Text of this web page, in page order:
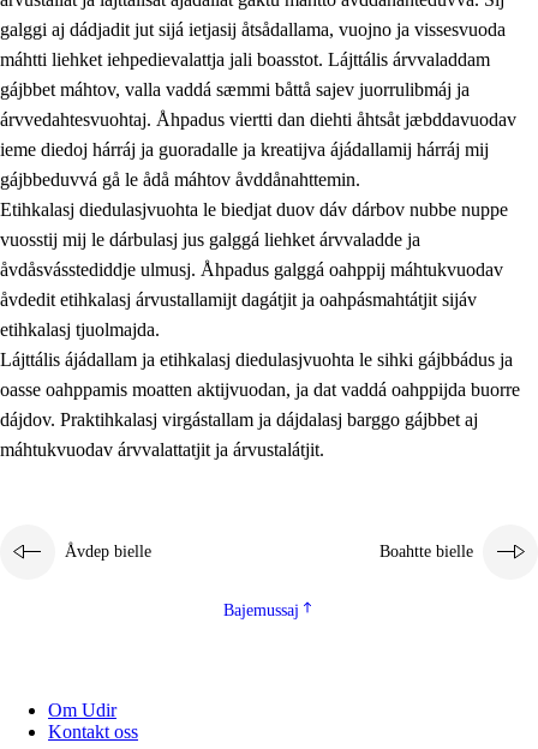
1.4 Dahkamávvo, berustibme ja diehtemvájnogisvuohta
1.5 Vieledus luonnduj ja birásdiedulasjvuohta
1.6 Demokratijja ja oassálasstem
galggi aj dádjadit jut sijá ietjasij åtsådallama, vuojno ja vissesvuoda
máhtti liehket iehpedievalattja jali boasstot. Lájttális árvvaladdam
gájbbet máhtov, valla vaddá sæmmi båttå sajev juorrulibmáj ja
árvvedahtesvuohtaj. Åhpadus viertti dan diehti åhtsåt jæbddavuodav
ieme diedoj hárráj ja guoradalle ja kreatijva ájádallamij hárráj mij
gájbbeduvvá gå le ådå máhtov åvddånahttemin.
Etihkalasj diedulasjvuohta le biedjat duov dáv dárbov nubbe nuppe
vuosstij mij le dárbulasj jus galggá liehket árvvaladde ja
åvdåsvásstediddje ulmusj. Åhpadus galggá oahppij máhtukvuodav
åvdedit etihkalasj árvustallamijt dagátjit ja oahpásmahtátjit sijáv
etihkalasj tjuolmajda.
Lájttális ájádallam ja etihkalasj diedulasjvuohta le sihki gájbbádus ja
oasse oahppamis moatten aktijvuodan, ja dat vaddá oahppijda buorre
dájdov. Praktihkalasj virgástallam ja dájdalasj barggo gájbbet aj
máhtukvuodav árvvalattatjit ja árvustalátjit.
Åvdep bielle Boahtte bielle
Bajemussaj
Om Udir
Kontakt oss